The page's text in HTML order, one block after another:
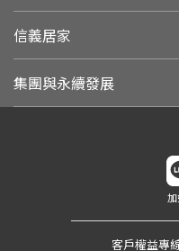
信義居家
集團與永續發展
客戶權益專